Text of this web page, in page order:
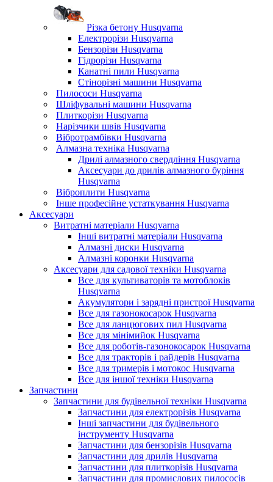
Різка бетону Husqvarna
Електрорізи Husqvarna
Бензорізи Husqvarna
Гідрорізи Husqvarna
Канатні пили Husqvarna
Стінорізні машини Husqvarna
Пилососи Husqvarna
Шліфувальні машини Husqvarna
Плиткорізи Husqvarna
Нарізчики швів Husqvarna
Вібротрамбівки Husqvarna
Алмазна техніка Husqvarna
Дрилі алмазного свердління Husqvarna
Аксесуари до дрилів алмазного буріння
Husqvarna
Віброплити Husqvarna
Інше професійне устаткування Husqvarna
Аксесуари
Витратні матеріали Husqvarna
Інші витратні матеріали Husqvarna
Алмазні диски Husqvarna
Алмазні коронки Husqvarna
Аксесуари для садової техніки Husqvarna
Все для культиваторів та мотоблоків
Husqvarna
Акумулятори і зарядні пристрої Husqvarna
Все для газонокосарок Husqvarna
Все для ланцюгових пил Husqvarna
Все для мінімийок Husqvarna
Все для роботів-газонокосарок Husqvarna
Все для тракторів і райдерів Husqvarna
Все для тримерів і мотокос Husqvarna
Все для іншої техніки Husqvarna
Запчастини
Запчастини для будівельної техніки Husqvarna
Запчастини для електрорізів Husqvarna
Інші запчастини для будівельного
інструменту Husqvarna
Запчастини для бензорізів Husqvarna
Запчастини для дрилів Husqvarna
Запчастини для плиткорізів Husqvarna
Запчастини для промислових пилососів